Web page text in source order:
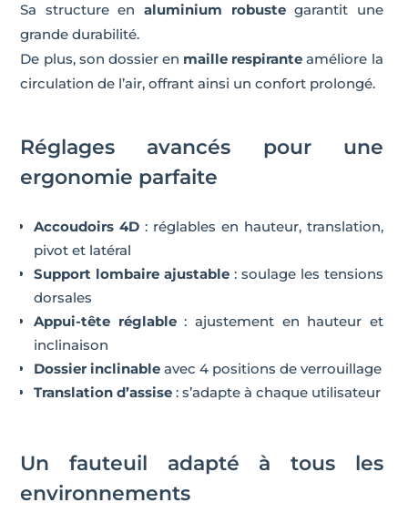
Sa structure en aluminium robustegarantit une
grande durabilité.
De plus, son dossier en maille respirante améliore la
circulation de l’air, offrant ainsi un confort prolongé.
Réglages avancés pour une
ergonomie parfaite
Accoudoirs 4D : réglables en hauteur, translation,
pivot et latéral
Support lombaire ajustable : soulage les tensions
dorsales
Appui-tête réglable: ajustement en hauteur et
inclinaison
Dossier inclinable avec 4 positions de verrouillage
Translation d’assise : s’adapte à chaque utilisateur
Un fauteuil adapté à tous les
environnements